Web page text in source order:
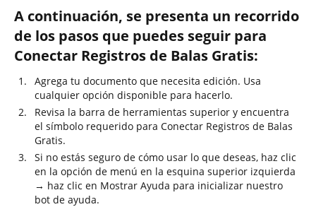
A continuación, se presenta un recorrido
de los pasos que puedes seguir para
Conectar Registros de Balas Gratis:
Agrega tu documento que necesita edición. Usa
cualquier opción disponible para hacerlo.
Revisa la barra de herramientas superior y encuentra
el símbolo requerido para Conectar Registros de Balas
Gratis.
Si no estás seguro de cómo usar lo que deseas, haz clic
en la opción de menú en la esquina superior izquierda
→ haz clic en Mostrar Ayuda para inicializar nuestro
bot de ayuda.